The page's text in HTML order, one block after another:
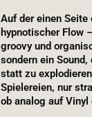
Auf der einen
hypnotischer Flow
groovy und
sondern ein
statt zu
Spielereien, nur
ob analog auf